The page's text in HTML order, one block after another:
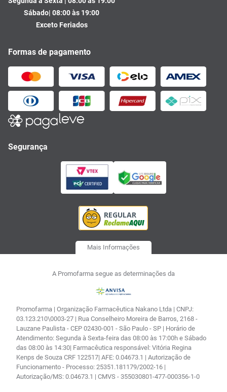
Sábado| 08:00 às 19:00
Exceto Feriados
Formas de pagamento
Segurança
Mais Informações
A Promofarma segue as determinações da
Promofarma | Organização Farmacêutica Nakano Ltda | CNPJ:
03.123.210\0003-27 | Rua Conselheiro Moreira de Barros, 2168 -
Lauzane Paulista - CEP 02430-001 - São Paulo - SP | Horário de
Atendimento: Segunda à Sexta-feira das 08:00 às 17:00h e Sábado
das 08:00 às 14:30| Farmacêutica responsável: Vitória Regina
Kenps de Souza CRF 122517| AFE: 0.04673.1 | Autorização de
Funcionamento - Processo: 25351.181179/2002-16 |
Autorização/MS: 0.04673.1 | CMVS - 355030801-477-000356-1-0